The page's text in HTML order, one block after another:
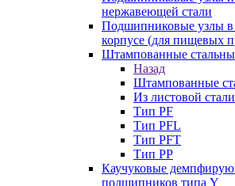
нержавеющей стали
Подшипниковые узлы в
корпусе (для пищевых
Штампованные
Назад
Штампованные
Из листовой стали
Тип PF
Тип PFL
Тип PFT
Тип PP
Каучуковые
подшипников типа Y